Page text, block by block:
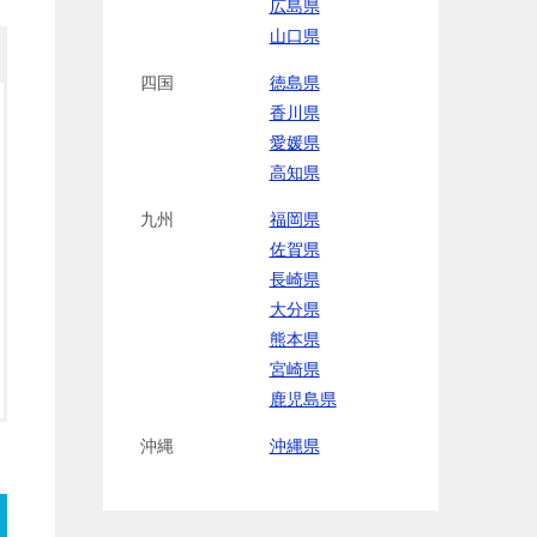
広島県
山口県
四国
徳島県
香川県
愛媛県
高知県
九州
福岡県
佐賀県
長崎県
大分県
熊本県
宮崎県
鹿児島県
沖縄 沖縄県